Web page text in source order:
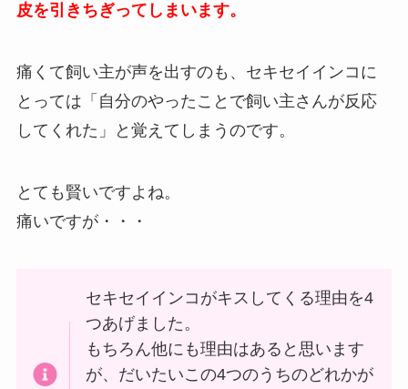
皮を引きちぎってしまいます。
痛くて飼い主が声を出すのも、セキセイインコに
とっては 「自分のやったことで飼い主さんが反応
してくれた」と覚えてしまう のです。
とても賢いですよね。
痛いですが・・・
セキセイインコがキスしてくる理由を4
つあげました。
もちろん他にも理由はあると思います
が、だいたいこの4つのうちのどれかが